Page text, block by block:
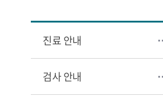
진료 안내
검사 안내